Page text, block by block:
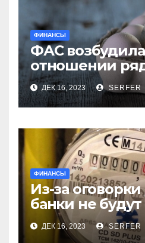
ФИНАНСЫ
ФАС
отношении
региональных
яиц
ДЕК 16, 2023 SERFER
ФИНАНСЫ
Из-за
банки не
пенсионеров
комиссионные
ДЕК 16, 2023 SERFER